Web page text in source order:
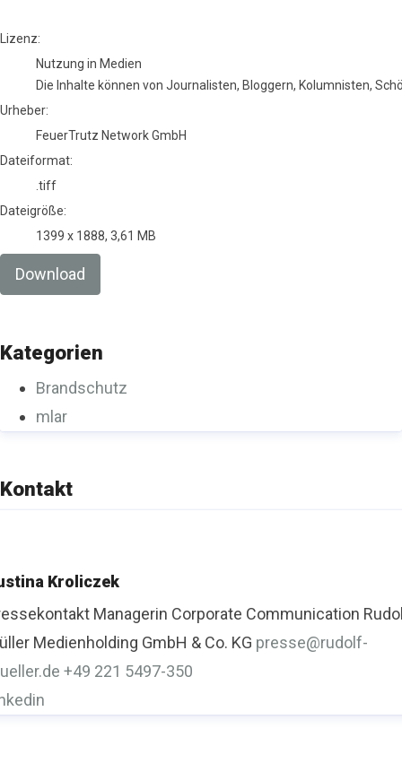
FeuerTrutz Network GmbH
Lizenz:
Nutzung in Medien
Die Inhalte können von Journalisten, Bloggern, Kolumnisten,
Urheber:
FeuerTrutz Network GmbH
Dateiformat:
.tiff
Dateigröße:
1399 x 1888, 3,61 MB
Download
Kategorien
Brandschutz
mlar
Kontakt
Kroliczek
Managerin Corporate Communication
Medienholding GmbH & Co. KG presse@rudolf-
+49 221 5497-350